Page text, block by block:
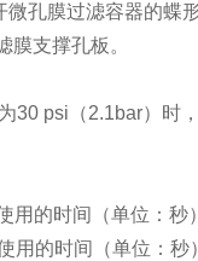
孔膜过滤容器的蝶
膜支撑孔板。
30 psi（2.1bar）时
用的时间（单位：秒）
用的时间（单位：秒）